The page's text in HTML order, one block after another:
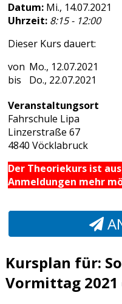
Datum: Mi., 14.07.2021
Uhrzeit: 8:15 - 12:00
Dieser Kurs dauert:
Mo., 12.07.2021
Do., 22.07.2021
Veranstaltungsort
Fahrschule Lipa
Linzerstraße 67
4840 Vöcklabruck
Der Theoriekurs ist
Anmeldungen mehr
Kursplan für:
Vormittag 2021